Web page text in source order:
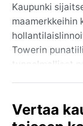
Kaupunki
maamerkkeihin
Towerin
tunnelmalliset
taivaanala, ja
annoksistaan,
Vertaa